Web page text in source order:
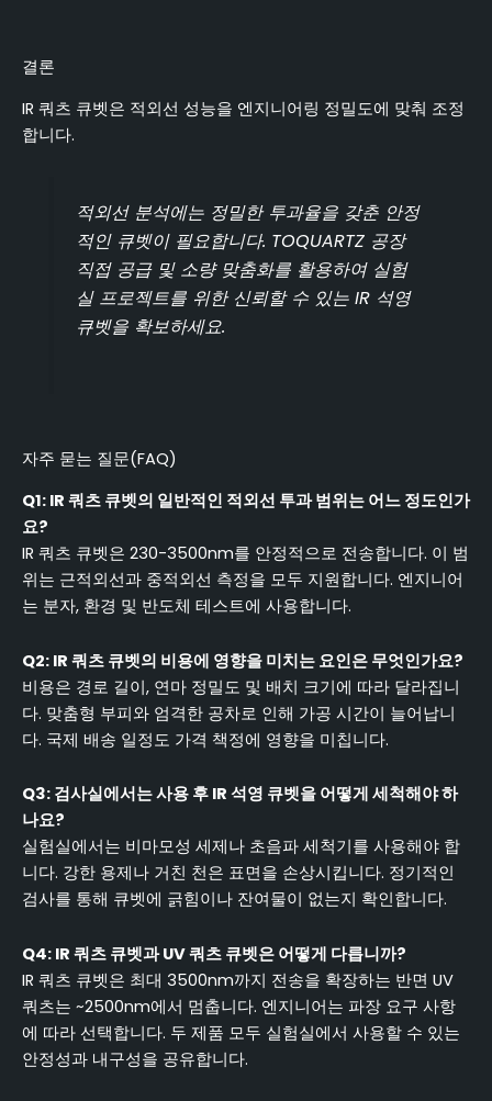
결론
IR 쿼츠 큐벳은 적외선 성능을 엔지니어링 정밀도에 맞춰 조정
합니다.
적외선 분석에는 정밀한 투과율을 갖춘 안정
적인 큐벳이 필요합니다. TOQUARTZ 공장
직접 공급 및 소량 맞춤화를 활용하여 실험
실 프로젝트를 위한 신뢰할 수 있는 IR 석영
큐벳을 확보하세요.
자주 묻는 질문(FAQ)
Q1: IR 쿼츠 큐벳의 일반적인 적외선 투과 범위는 어느 정도인가
요?
IR 쿼츠 큐벳은 230-3500nm를 안정적으로 전송합니다. 이 범
위는 근적외선과 중적외선 측정을 모두 지원합니다. 엔지니어
는 분자, 환경 및 반도체 테스트에 사용합니다.
Q2: IR 쿼츠 큐벳의 비용에 영향을 미치는 요인은 무엇인가요?
비용은 경로 길이, 연마 정밀도 및 배치 크기에 따라 달라집니
다. 맞춤형 부피와 엄격한 공차로 인해 가공 시간이 늘어납니
다. 국제 배송 일정도 가격 책정에 영향을 미칩니다.
Q3: 검사실에서는 사용 후 IR 석영 큐벳을 어떻게 세척해야 하
나요?
실험실에서는 비마모성 세제나 초음파 세척기를 사용해야 합
니다. 강한 용제나 거친 천은 표면을 손상시킵니다. 정기적인
검사를 통해 큐벳에 긁힘이나 잔여물이 없는지 확인합니다.
Q4: IR 쿼츠 큐벳과 UV 쿼츠 큐벳은 어떻게 다릅니까?
IR 쿼츠 큐벳은 최대 3500nm까지 전송을 확장하는 반면 UV
쿼츠는 ~2500nm에서 멈춥니다. 엔지니어는 파장 요구 사항
에 따라 선택합니다. 두 제품 모두 실험실에서 사용할 수 있는
안정성과 내구성을 공유합니다.